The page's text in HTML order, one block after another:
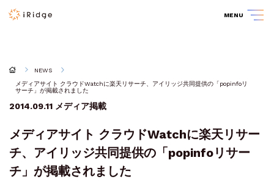
MENU
NEWS
メディアサイト クラウドWatchに楽天リサーチ、アイリッジ共同提供の「popinfoリ
サーチ」が掲載されました
2014.09.11 メディア掲載
メディアサイト クラウドWatchに楽天リサー
チ、アイリッジ共同提供の「popinfoリサー
チ」が掲載されました